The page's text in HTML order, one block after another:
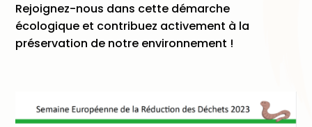
Rejoignez-nous dans cette démarche
écologique et contribuez activement à la
préservation de notre environnement !